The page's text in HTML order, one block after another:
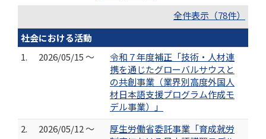
全件表示（78件）
社会における活動
1.
2026/05/15 ～
令和７年度補正「技術・人材連
携を通じたグローバルサウスと
の共創事業（業界別高度外国人
材日本語支援プログラム作成モ
デル事業）」
2.
2026/05/12 ～
厚生労働省委託事業「育成就労